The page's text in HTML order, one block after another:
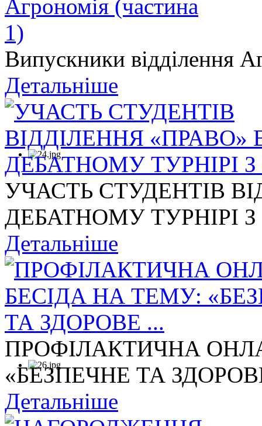
Випускники відділення
Детальніше
УЧАСТЬ СТУДЕНТІВ
ДЕБАТНОМУ ТУРНІРІ З
Детальніше
ПРОФІЛАКТИЧНА
«БЕЗПЕЧНЕ ТА
Детальніше